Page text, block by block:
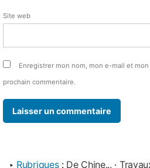
Site web
Enregistrer mon nom, mon e-mail et
prochain commentaire.
‣ Rubriques : De Chine... ·